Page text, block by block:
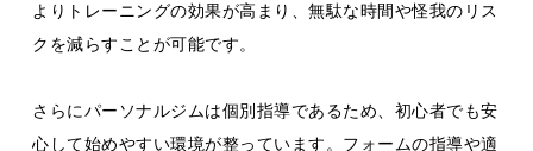
よりトレーニングの効果が高まり、無駄な時間や怪我のリス
クを減らすことが可能です。
さらにパーソナルジムは個別指導であるため、初心者でも安
心して始めやすい環境が整っています。フォームの指導や適